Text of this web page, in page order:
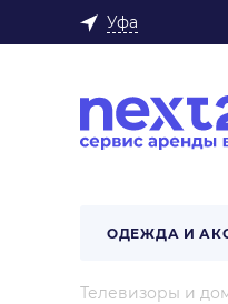
Уфа
ОДЕЖДА И
Телевизоры и